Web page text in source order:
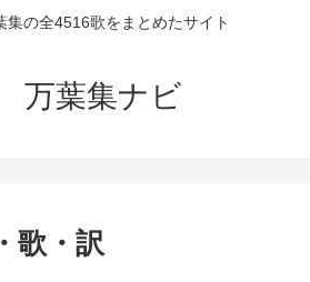
集の全4516歌をまとめたサイト
万葉集ナビ
歌・訳